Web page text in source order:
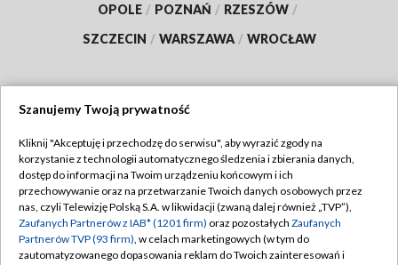
OPOLE / POZNAŃ / RZESZÓW /
SZCZECIN / WARSZAWA / WROCŁAW
TVP
Abonament TVP
Emisja w TVP
Centrum informacji TVP
Regulamin TVP
Polityka prywatności
Moje zgody
Szanujemy Twoją prywatność
Kliknij "Akceptuję i przechodzę do serwisu", aby wyrazić zgody na
korzystanie z technologii automatycznego śledzenia i zbierania danych,
dostęp do informacji na Twoim urządzeniu końcowym i ich
przechowywanie oraz na przetwarzanie Twoich danych osobowych przez
nas, czyli Telewizję Polską S.A. w likwidacji (zwaną dalej również „TVP”),
Zaufanych Partnerów z IAB* (1201 firm) oraz pozostałych Zaufanych
Partnerów TVP (93 firm), w celach marketingowych (w tym do
zautomatyzowanego dopasowania reklam do Twoich zainteresowań i